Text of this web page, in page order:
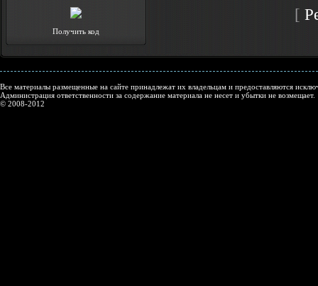
Получить код
[
Все материалы размещенные на сайте принадлежат их владельцам и предоставляются
Администрация ответственности за содержание материала не несет и убытки не возмещает.
© 2008-2012